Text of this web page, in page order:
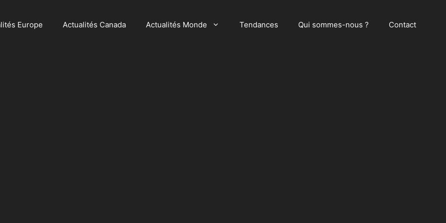
Europe Actualités Canada Actualités Monde Tendances Qui sommes-nous ? Contact